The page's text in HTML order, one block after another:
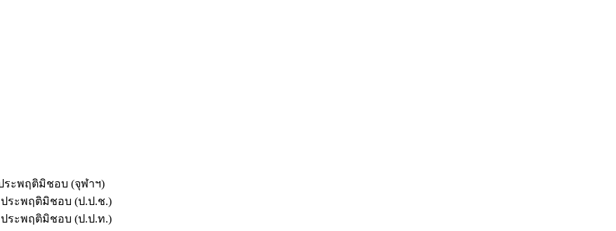
ระพฤติมิชอบ (จุฬาฯ)
ระพฤติมิชอบ (ป.ป.ช.)
ระพฤติมิชอบ (ป.ป.ท.)